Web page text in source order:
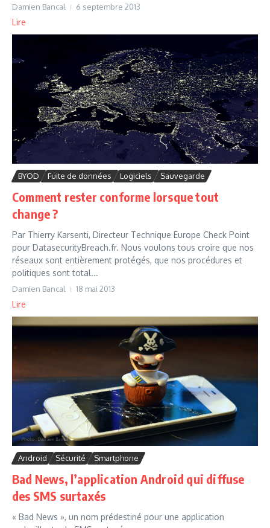
Damien Bancal 6 septembre 2013
Lire
BYOD Fuite de données Logiciels Sauvegarde
Comment rester conforme lorsque tout
change ?
Par Thierry Karsenti, Directeur Technique Europe Check Point
pour DatasecurityBreach.fr. Nous voulons tous croire que nos
réseaux sont entièrement protégés, que nos procédures et
politiques sont total...
Damien Bancal 18 mai 2013
Lire
Android Sécurité Smartphone
Bad News, l’application Android qui diffuse
des SMS surtaxés
« Bad News », un nom prédestiné pour une application